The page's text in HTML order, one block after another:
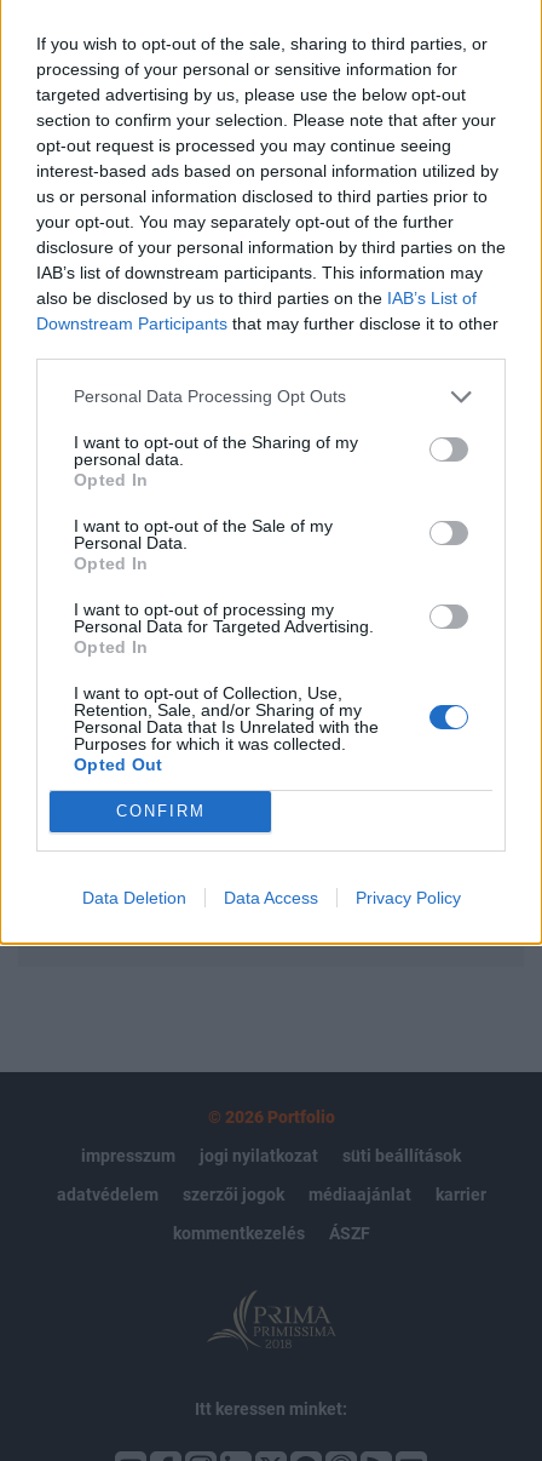
If you wish to opt-out of the sale, sharing to third parties, or
processing of your personal or sensitive information for
targeted advertising by us, please use the below opt-out
section to confirm your selection. Please note that after your
opt-out request is processed you may continue seeing
interest-based ads based on personal information utilized by
us or personal information disclosed to third parties prior to
your opt-out. You may separately opt-out of the further
disclosure of your personal information by third parties on the
IAB’s list of downstream participants. This information may
also be disclosed by us to third parties on the IAB’s List of
Downstream Participants that may further disclose it to other
Personal Data Processing Opt Outs
I want to opt-out of the Sharing of my
personal data.
Opted In
I want to opt-out of the Sale of my
Personal Data.
Opted In
I want to opt-out of processing my
Personal Data for Targeted Advertising.
Opted In
I want to opt-out of Collection, Use,
Retention, Sale, and/or Sharing of my
Personal Data that Is Unrelated with the
Purposes for which it was collected.
Opted Out
CONFIRM
Data Deletion Data Access Privacy Policy
ELŐFIZETŐI TARTALOM
Videó technikai elemzés: Arany,
EURCHF, CADJPY
Portfolio
2013. január 31. 10:05
Videó technikai elemzésünkben ismét áttekintjük
az egzotikusabb devizapárnak számító CADJPY
grafikonokon.
KEDVES OLVASÓNK!
tartozik, melynek olvasása előfizetéses
regisztrációhoz kötött.
Az előfizetés a következőket tartalmazza:
Portfolio.hu teljes cikkarchívum
Kötéslisták: BÉT elmúlt 2 év napon belüli
kötéslistái
Előfizetés
© 2026 Portfolio
impresszum
jogi nyilatkozat
süti beállítások
adatvédelem
szerzői jogok médiaajánlat
karrier
kommentkezelés
ÁSZF
Itt keressen minket: